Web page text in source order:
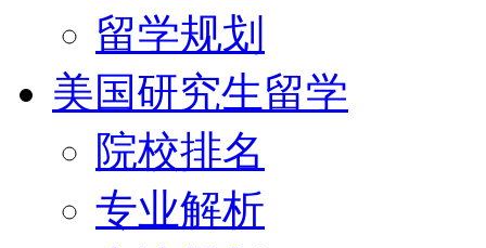
留学规划
美国研究生留学
院校排名
专业解析